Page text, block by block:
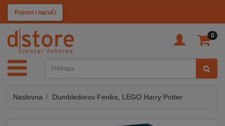
Pozovi i naruči
0
KATEGORIJE
TV
SAT
MOBILNI
Naslovna Dumbledorov Feniks, LEGO Harry Potter